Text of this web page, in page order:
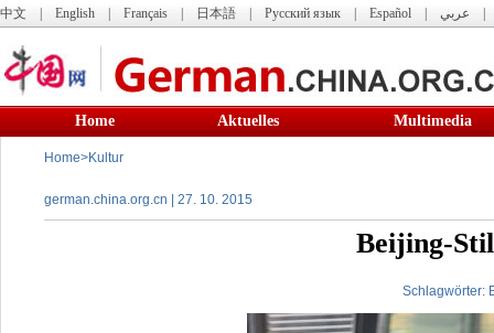
中文 English Français 日本語 Русский язык Español عربي
Home Aktuelles Multimedia
Home>Kultur
german.china.org.cn | 27. 10. 2015
Beijing-
Schlagwörter: